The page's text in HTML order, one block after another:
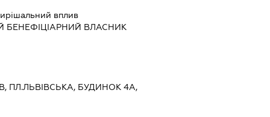
вплив
БЕНЕФІЦІАРНИЙ ВЛАСНИК
ПЛ.ЛЬВІВСЬКА, БУДИНОК 4А,